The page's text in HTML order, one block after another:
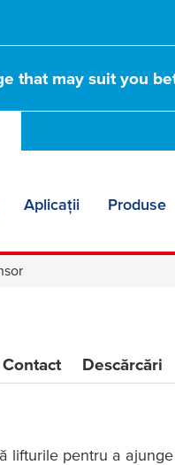
that may suit you
Aplicații Produse
Contact Descărcări
lifturile pentru a